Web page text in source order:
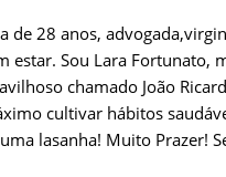
de 28 anos,
estar. Sou Lara Fortunato,
chamado João
cultivar hábitos
lasanha! Muito Prazer!